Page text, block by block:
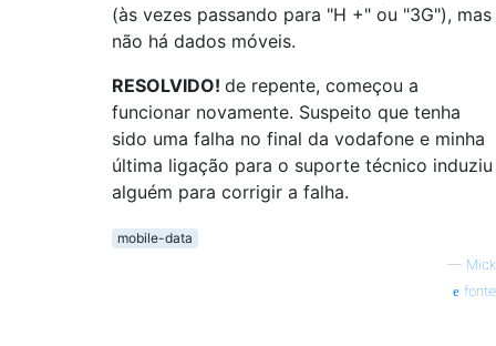
(às vezes passando para "H +" ou "3G"), mas
não há dados móveis.
RESOLVIDO! de repente, começou a
funcionar novamente. Suspeito que tenha
sido uma falha no final da vodafone e minha
última ligação para o suporte técnico induziu
alguém para corrigir a falha.
mobile-data
— Mick
fonte